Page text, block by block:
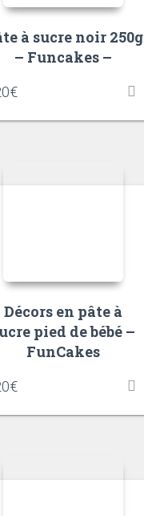
à sucre noir 250g
– Funcakes –
€
Décors en pâte à
pied de bébé –
FunCakes
€